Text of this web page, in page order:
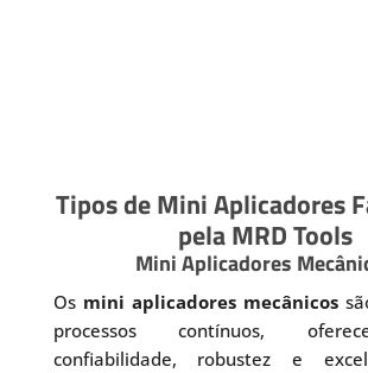
Tipos de Mini Aplicadores
pela MRD Tools
Mini Aplicadores
Os mini aplicadores mecânicos
processos contínuos,
confiabilidade, robustez e